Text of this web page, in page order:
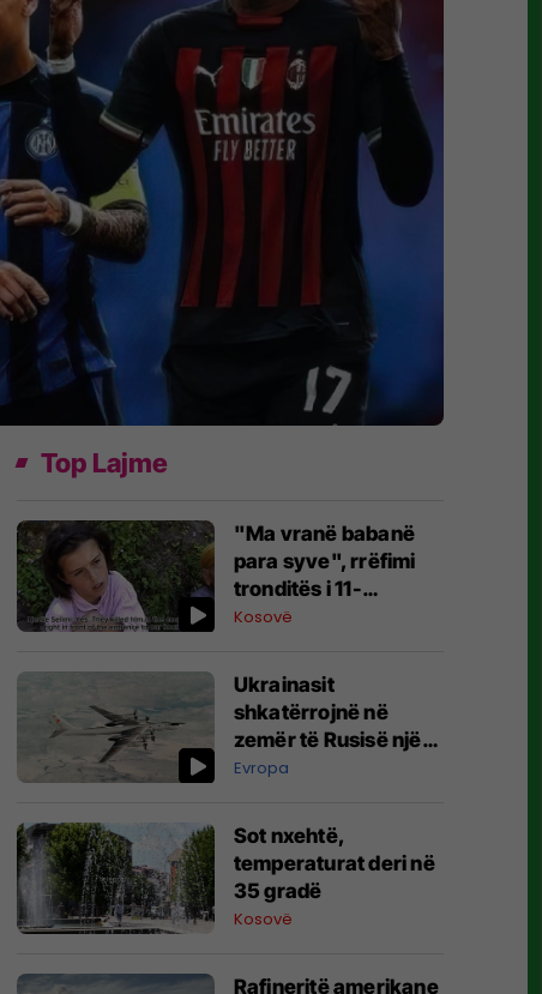
Top Lajme
​"Ma vranë babanë
para syve", rrëfimi
tronditës i 11-
vjeçares për
të Vogël
Kosovë
Ukrainasit
shkatërrojnë në
zemër të Rusisë një
bombardues
26 milionë dollarë
Evropa
Sot nxehtë,
temperaturat deri në
35 gradë
Kosovë
Rafineritë amerikane